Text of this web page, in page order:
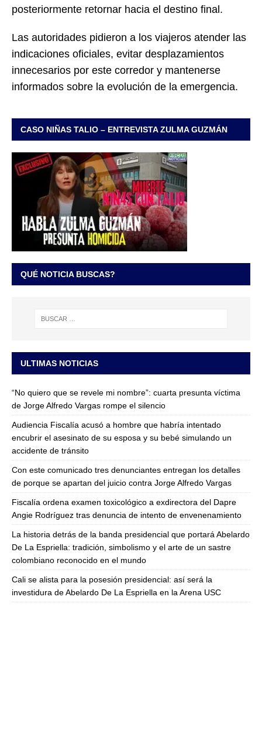
posteriormente retornar hacia el destino final.
Las autoridades pidieron a los viajeros atender las
indicaciones oficiales, evitar desplazamientos
innecesarios por este corredor y mantenerse
informados sobre la evolución de la emergencia.
CASO NIÑAS TALIO – ENTREVISTA ZULMA GUZMÁN
QUÉ NOTICIA BUSCAS?
ULTIMAS NOTICIAS
“No quiero que se revele mi nombre”: cuarta presunta víctima
de Jorge Alfredo Vargas rompe el silencio
Audiencia Fiscalía acusó a hombre que habría intentado
encubrir el asesinato de su esposa y su bebé simulando un
accidente de tránsito
Con este comunicado tres denunciantes entregan los detalles
de porque se apartan del juicio contra Jorge Alfredo Vargas
Fiscalía ordena examen toxicológico a exdirectora del Dapre
Angie Rodríguez tras denuncia de intento de envenenamiento
La historia detrás de la banda presidencial que portará Abelardo
De La Espriella: tradición, simbolismo y el arte de un sastre
colombiano reconocido en el mundo
Cali se alista para la posesión presidencial: así será la
investidura de Abelardo De La Espriella en la Arena USC